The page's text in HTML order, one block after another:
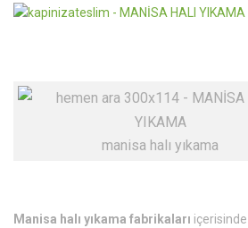
manisa halı yıkama
Manisa halı yıkama fabrikaları içerisinde